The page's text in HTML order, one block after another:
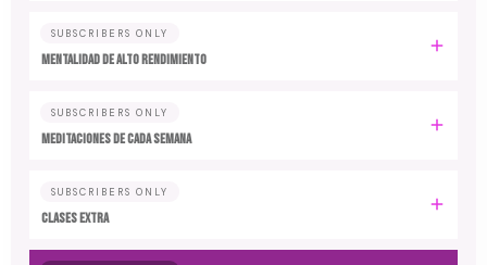
SUBSCRIBERS ONLY
MENTALIDAD DE ALTO RENDIMIENTO
SUBSCRIBERS ONLY
MEDITACIONES DE CADA SEMANA
SUBSCRIBERS ONLY
CLASES EXTRA